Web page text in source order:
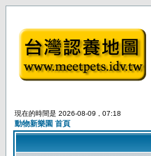
現在的時間是 2026-08-09 , 07:18
動物新樂園 首頁